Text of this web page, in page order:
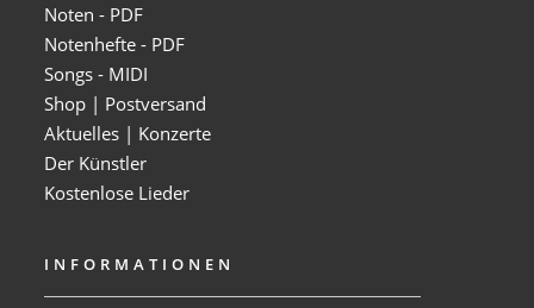
Noten - PDF
Notenhefte - PDF
Songs - MIDI
Shop | Postversand
Aktuelles | Konzerte
Der Künstler
Kostenlose Lieder
INFORMATIONEN